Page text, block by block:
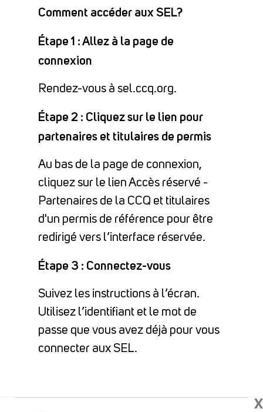
Comment accéder aux SEL?
Étape 1 : Allez à la page de
connexion
Rendez-vous à sel.ccq.org.
Étape 2 : Cliquez sur le lien pour
partenaires et titulaires de permis
Au bas de la page de connexion,
cliquez sur le lien Accès réservé -
Partenaires de la CCQ et titulaires
d'un permis de référence pour être
redirigé vers l’interface réservée.
Étape 3 : Connectez-vous
Suivez les instructions à l’écran.
Utilisez l’identifiant et le mot de
passe que vous avez déjà pour vous
connecter aux SEL.
X